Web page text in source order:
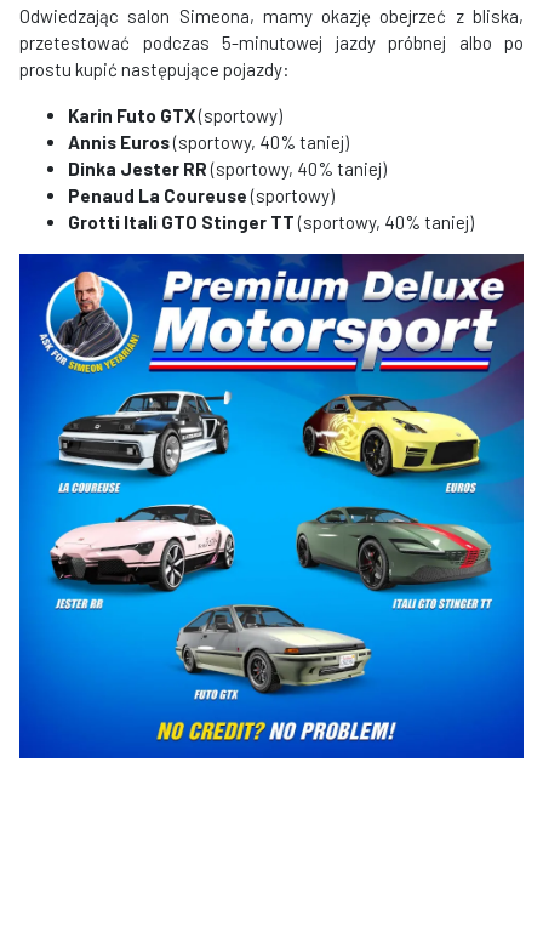
Odwiedzając salon Simeona, mamy okazję obejrzeć z bliska,
przetestować podczas 5-minutowej jazdy próbnej albo po
prostu kupić następujące pojazdy:
Karin Futo GTX(sportowy)
Annis Euros(sportowy, 40% taniej)
Dinka Jester RR(sportowy, 40% taniej)
Penaud La Coureuse(sportowy)
Grotti Itali GTO Stinger TT(sportowy, 40% taniej)